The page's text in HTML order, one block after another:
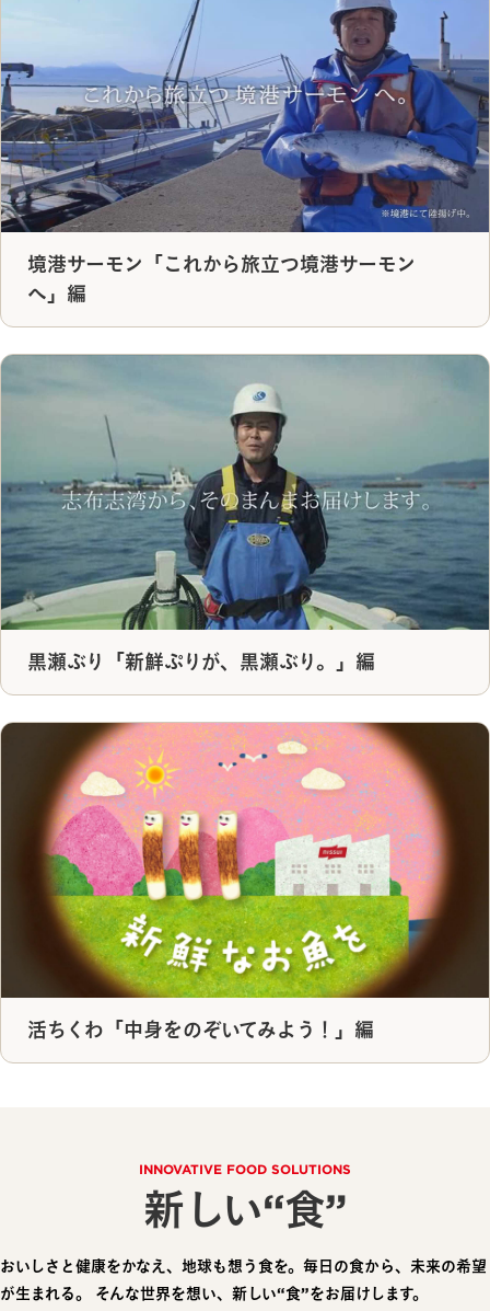
境港サーモン「これから旅立つ境港サーモン
へ」編
黒瀬ぶり「新鮮ぷりが、黒瀬ぶり。」編
活ちくわ「中身をのぞいてみよう！」編
INNOVATIVE FOOD SOLUTIONS
新しい“食”
おいしさと健康をかなえ、地球も想う食を。毎日の食から、未来の希望
が生まれる。
そんな世界を想い、新しい“食”をお届けします。